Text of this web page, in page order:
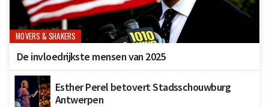
MOVERS & SHAKERS
De invloedrijkste mensen van 2025
Esther Perel betovert Stadsschouwburg
Antwerpen